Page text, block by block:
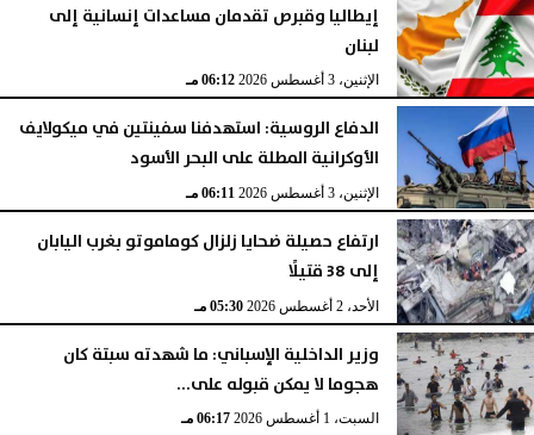
إيطاليا وقبرص تقدمان مساعدات إنسانية إلى
لبنان
الإثنين، 3 أغسطس 2026 06:12 مـ
الدفاع الروسية: استهدفنا سفينتين في ميكولايف
الأوكرانية المطلة على البحر الأسود
الإثنين، 3 أغسطس 2026 06:11 مـ
ارتفاع حصيلة ضحايا زلزال كوماموتو بغرب اليابان
إلى 38 قتيلًا
الأحد، 2 أغسطس 2026 05:30 مـ
وزير الداخلية الإسباني: ما شهدته سبتة كان
هجوما لا يمكن قبوله على...
السبت، 1 أغسطس 2026 06:17 مـ